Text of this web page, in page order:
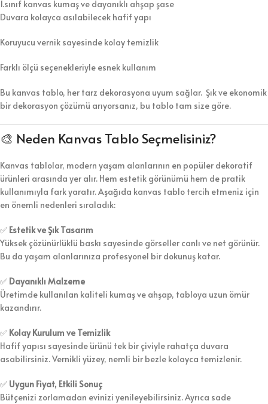
1.sınıf kanvas kumaş ve dayanıklı ahşap şase
Duvara kolayca asılabilecek hafif yapı
Koruyucu vernik sayesinde kolay temizlik
Farklı ölçü seçenekleriyle esnek kullanım
Bu kanvas tablo, her tarz dekorasyona uyum sağlar. Şık ve ekonomik
bir dekorasyon çözümü arıyorsanız, bu tablo tam size göre.
🎨 Neden Kanvas Tablo Seçmelisiniz?
Kanvas tablolar, modern yaşam alanlarının en popüler dekoratif
ürünleri arasında yer alır. Hem estetik görünümü hem de pratik
kullanımıyla fark yaratır. Aşağıda kanvas tablo tercih etmeniz için
en önemli nedenleri sıraladık:
✅ Estetik ve Şık Tasarım
Yüksek çözünürlüklü baskı sayesinde görseller canlı ve net görünür.
Bu da yaşam alanlarınıza profesyonel bir dokunuş katar.
✅ Dayanıklı Malzeme
Üretimde kullanılan kaliteli kumaş ve ahşap, tabloya uzun ömür
kazandırır.
✅ Kolay Kurulum ve Temizlik
Hafif yapısı sayesinde ürünü tek bir çiviyle rahatça duvara
asabilirsiniz. Vernikli yüzey, nemli bir bezle kolayca temizlenir.
✅ Uygun Fiyat, Etkili Sonuç
Bütçenizi zorlamadan evinizi yenileyebilirsiniz. Ayrıca sade